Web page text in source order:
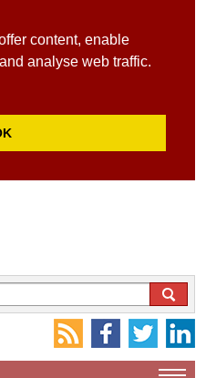
content, enable
analyse web traffic.